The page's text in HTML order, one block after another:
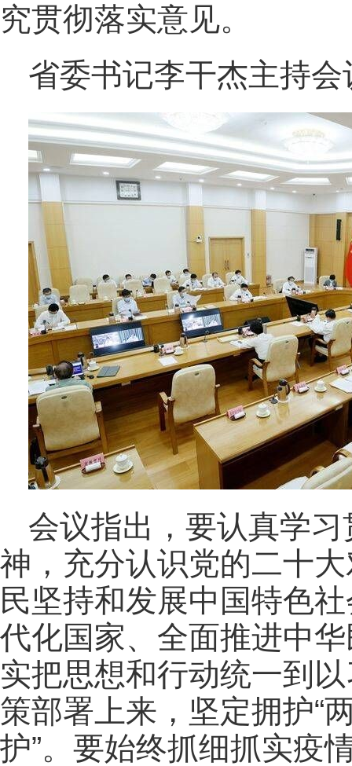
究贯彻落实意见。
省委书记李干杰主持
会议指出，要认真学
神，充分认识党的二十
民坚持和发展中国特色
代化国家、全面推进中
实把思想和行动统一到
策部署上来，坚定拥护“
护”。要始终抓细抓实疫